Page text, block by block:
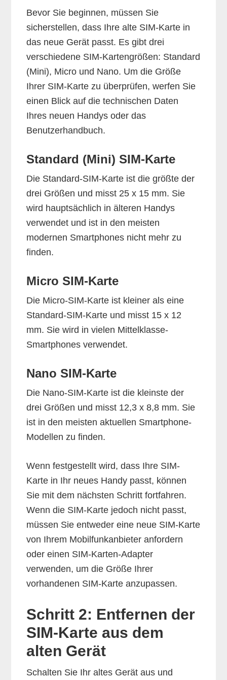
Bevor Sie beginnen, müssen Sie
sicherstellen, dass Ihre alte SIM-Karte in
das neue Gerät passt. Es gibt drei
verschiedene SIM-Kartengrößen: Standard
(Mini), Micro und Nano. Um die Größe
Ihrer SIM-Karte zu überprüfen, werfen Sie
einen Blick auf die technischen Daten
Ihres neuen Handys oder das
Benutzerhandbuch.
Standard (Mini) SIM-Karte
Die Standard-SIM-Karte ist die größte der
drei Größen und misst 25 x 15 mm. Sie
wird hauptsächlich in älteren Handys
verwendet und ist in den meisten
modernen Smartphones nicht mehr zu
finden.
Micro SIM-Karte
Die Micro-SIM-Karte ist kleiner als eine
Standard-SIM-Karte und misst 15 x 12
mm. Sie wird in vielen Mittelklasse-
Smartphones verwendet.
Nano SIM-Karte
Die Nano-SIM-Karte ist die kleinste der
drei Größen und misst 12,3 x 8,8 mm. Sie
ist in den meisten aktuellen Smartphone-
Modellen zu finden.
Wenn festgestellt wird, dass Ihre SIM-
Karte in Ihr neues Handy passt, können
Sie mit dem nächsten Schritt fortfahren.
Wenn die SIM-Karte jedoch nicht passt,
müssen Sie entweder eine neue SIM-Karte
von Ihrem Mobilfunkanbieter anfordern
oder einen SIM-Karten-Adapter
verwenden, um die Größe Ihrer
vorhandenen SIM-Karte anzupassen.
Schritt 2: Entfernen der
SIM-Karte aus dem
alten Gerät
Schalten Sie Ihr altes Gerät aus und